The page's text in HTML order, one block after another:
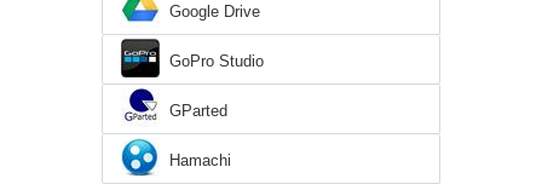
Google Drive
GoPro Studio
GParted
Hamachi